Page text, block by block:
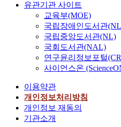
유관기관 사이트
교육부(MOE)
국립장애인도서관
국립중앙도서관(NL)
국회도서관(NAL)
연구윤리정보포털
사이언스온
이용약관
개인정보처리방침
개인정보 재동의
기관소개